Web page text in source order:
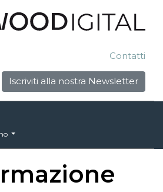
Contatti
Iscriviti alla nostra Newsletter